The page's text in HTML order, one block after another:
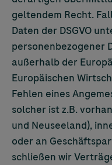
geltendem Recht.
Daten der DSGVO
personenbezogener
außerhalb der
Europäischen
Fehlen eines
solcher ist z.B.
und Neuseeland),
oder an
schließen wir